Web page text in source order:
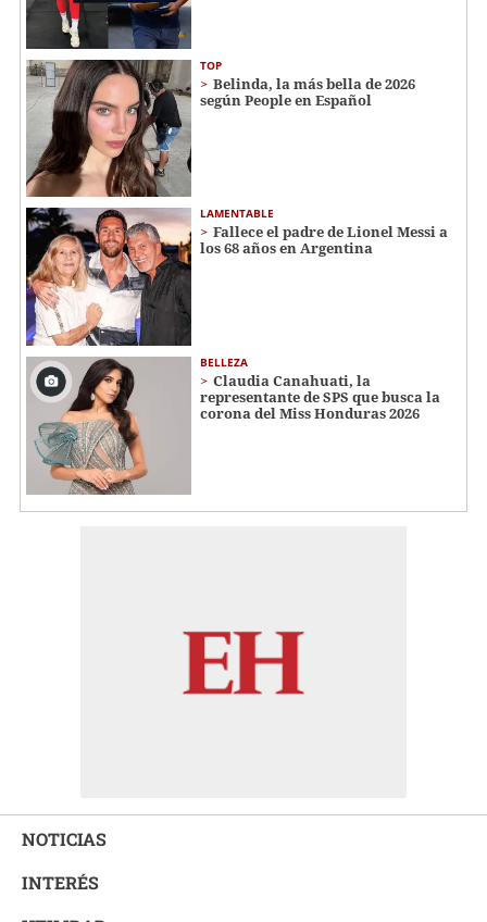
TOP
Belinda, la más bella de 2026
según People en Español
LAMENTABLE
Fallece el padre de Lionel Messi a
los 68 años en Argentina
BELLEZA
Claudia Canahuati, la
representante de SPS que busca la
corona del Miss Honduras 2026
NOTICIAS
INTERÉS